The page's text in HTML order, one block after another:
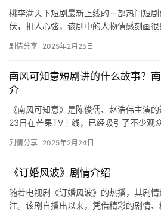
桃李满天下短剧最新上线的一部热门短
伏，扣人心弦，该剧中的人物情感刻画
隐…
剧情分享 2025年2月25日
南风可知意短剧讲的什么故事？
介
《南风可知意》是陈俊儒、赵浩伟主演
23日在芒果TV上线，已经吸引了不少观
剧情分享 2025年2月24日
《订婚风波》剧情介绍
随着电视剧《订婚风波》的热播，其剧
注。该剧自播出以来，凭借精彩的剧情